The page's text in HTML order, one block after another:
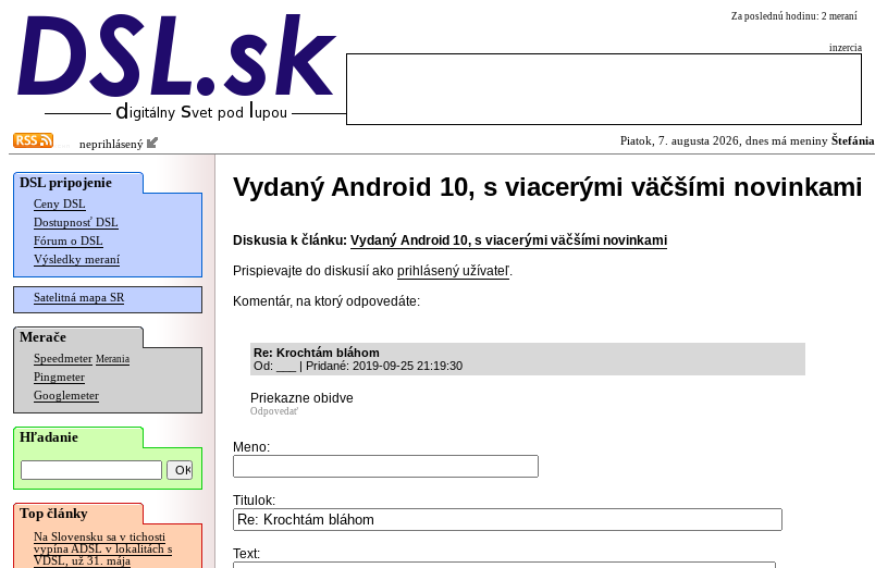
Za poslednú hodinu: 2 meraní
inzercia
neprihlásený Piatok, 7. augusta 2026, dnes má meniny Štefánia
DSL pripojenie
Ceny DSL
Dostupnosť DSL
Fórum o DSL
Výsledky meraní
Satelitná mapa SR
Merače
Speedmeter Merania
Pingmeter
Googlemeter
Hľadanie
Top články
Na Slovensku sa v tichosti
vypína ADSL v lokalitách s
VDSL, už 31. mája
Vydaný Android 10, s viacerými väčšími novinkami
Diskusia k článku: Vydaný Android 10, s viacerými väčšími novinkami
Prispievajte do diskusií ako prihlásený užívateľ.
Komentár, na ktorý odpovedáte:
Re: Krochtám bláhom
Od: ___ | Pridané: 2019-09-25 21:19:30
Priekazne obidve
Odpovedať
Meno:
Titulok:
Text: